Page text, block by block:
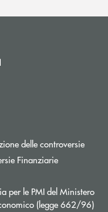
delle controversie
FinanziarieApre una
per le PMI del Ministero
(legge 662/96)